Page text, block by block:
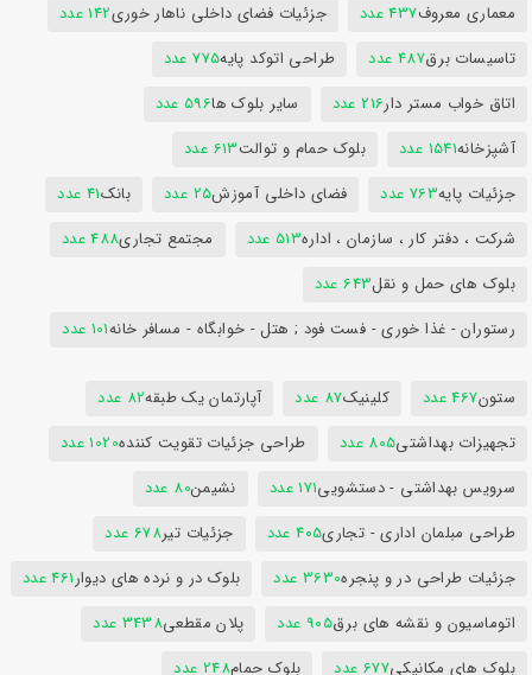
معماری معروف437 عدد جزئیات فضای داخلی ناهار خوری142 عدد
تاسیسات برق487 عدد طراحی اتوکد پایه775 عدد
اتاق خواب مستر دار216 عدد سایر بلوک ها596 عدد
آشپزخانه1541 عدد بلوک حمام و توالت613 عدد
جزئیات پایه763 عدد فضای داخلی آموزش25 عدد بانک41 عدد
شرکت ، دفتر کار ، سازمان ، اداره513 عدد مجتمع تجاری488 عدد
بلوک های حمل و نقل643 عدد
رستوران - غذا خوری - فست فود ; هتل - خوابگاه - مسافر خانه101 عدد
ستون467 عدد کلینیک87 عدد آپارتمان یک طبقه82 عدد
تجهیزات بهداشتی805 عدد طراحی جزئیات تقویت کننده1020 عدد
سرویس بهداشتی - دستشویی171 عدد نشیمن80 عدد
طراحی مبلمان اداری - تجاری405 عدد جزئیات تیر678 عدد
جزئیات طراحی در و پنجره3630 عدد بلوک در و نرده های دیوار461 عدد
اتوماسیون و نقشه های برق905 عدد پلان مقطعی3438 عدد
بلوک های مکانیکی677 عدد بلوک حمام248 عدد